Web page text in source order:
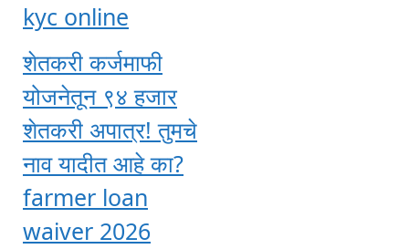
kyc online
शेतकरी कर्जमाफी
योजनेतून ९४ हजार
शेतकरी अपात्र! तुमचे
नाव यादीत आहे का?
farmer loan
waiver 2026